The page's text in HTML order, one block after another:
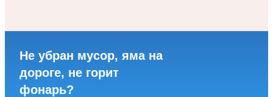
Не убран мусор, яма на
дороге, не горит
фонарь?